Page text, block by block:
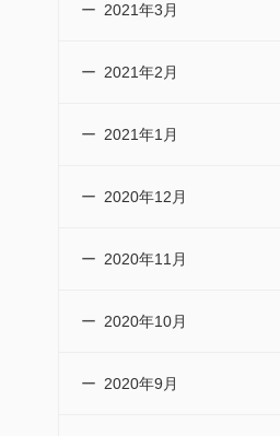
2021年3月
2021年2月
2021年1月
2020年12月
2020年11月
2020年10月
2020年9月